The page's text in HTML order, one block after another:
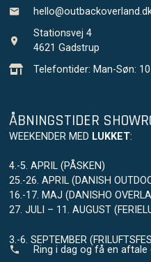
Stationsvej 4
4621 Gadstrup
Telefontider: Man-Søn:
ÅBNINGSTIDER
WEEKENDER MED LUKKET:
4.-5. APRIL (PÅSKEN)
25.-26. APRIL (DANISH
16.-17. MAJ (DANISHO
27. JULI – 11. AUGUST
3.-6. SEPTEMBER
Ring i dag og få en